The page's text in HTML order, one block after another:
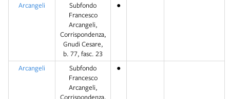
Arcangeli
Subfondo
Francesco
Arcangeli,
Corrispondenza,
Gnudi Cesare,
b. 77, fasc. 23
●
Arcangeli
Subfondo
Francesco
Arcangeli,
Corrispondenza,
●